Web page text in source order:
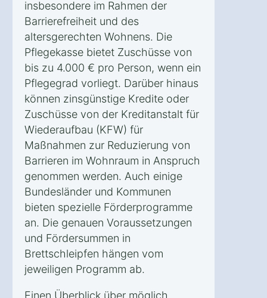
insbesondere im Rahmen der
Barrierefreiheit und des
altersgerechten Wohnens. Die
Pflegekasse bietet Zuschüsse von
bis zu 4.000 € pro Person, wenn ein
Pflegegrad vorliegt. Darüber hinaus
können zinsgünstige Kredite oder
Zuschüsse von der Kreditanstalt für
Wiederaufbau (KFW) für
Maßnahmen zur Reduzierung von
Barrieren im Wohnraum in Anspruch
genommen werden. Auch einige
Bundesländer und Kommunen
bieten spezielle Förderprogramme
an. Die genauen Voraussetzungen
und Fördersummen in
Brettschleipfen hängen vom
jeweiligen Programm ab.
Einen Überblick über möglich